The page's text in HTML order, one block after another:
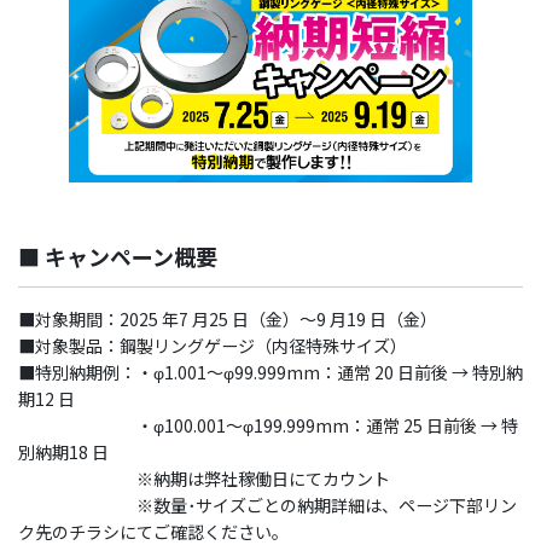
■ キャンペーン概要
■対象期間：2025 年7 月25 日（金）～9 月19 日（金）
■対象製品：鋼製リングゲージ（内径特殊サイズ）
■特別納期例：・φ1.001～φ99.999mm：通常 20 日前後 → 特別納
期12 日
・φ100.001～φ199.999mm：通常 25 日前後 → 特
別納期18 日
※納期は弊社稼働日にてカウント
※数量･サイズごとの納期詳細は、ページ下部リン
ク先のチラシにてご確認ください。